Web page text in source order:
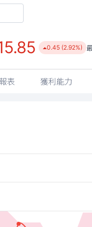
0.45 (2.92%)
表 獲利能力